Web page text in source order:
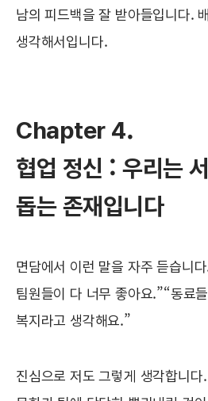
남의 피드백을 잘 받아들입니다.
생각해서입니다.
Chapter 4.
협업 정신 : 우리는
돕는 존재입니다
면담에서 이런 말을 자주 듣습니
팀원들이 다 너무 좋아요.”“동료
복지라고 생각해요.”
진심으로 저도 그렇게 생각합니